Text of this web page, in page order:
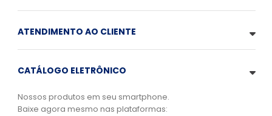
ATENDIMENTO AO CLIENTE
CATÁLOGO ELETRÔNICO
Nossos produtos em seu smartphone.
Baixe agora mesmo nas plataformas: